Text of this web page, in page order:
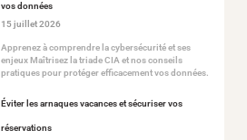
vos données
15 juillet 2026
Apprenez à comprendre la cybersécurité et ses
enjeux Maîtrisez la triade CIA et nos conseils
pratiques pour protéger efficacement vos données.
Éviter les arnaques vacances et sécuriser vos
réservations